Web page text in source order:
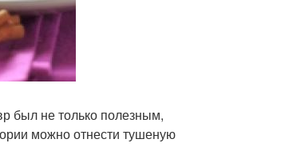
был не только полезным,
можно отнести тушеную